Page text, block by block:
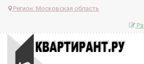
Регион: Московская область